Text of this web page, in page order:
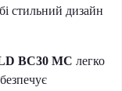
стильний дизайн
BC30 MC легко